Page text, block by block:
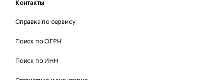
Контакты
Справка по сервису
Поиск по ОГРН
Поиск по ИНН